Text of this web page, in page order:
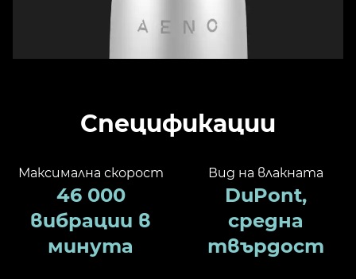
Спецификации
Максимална скорост
46 000
вибрации в
минута
Вид на влакната
DuPont,
средна
твърдост